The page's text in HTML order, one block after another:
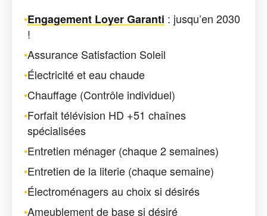
•Engagement Loyer Garanti : jusqu’en 2030
!
•Assurance Satisfaction Soleil
•Électricité et eau chaude
•Chauffage (Contrôle individuel)
•Forfait télévision HD +51 chaînes
spécialisées
•Entretien ménager (chaque 2 semaines)
•Entretien de la literie (chaque semaine)
•Électroménagers au choix si désirés
•Ameublement de base si désiré